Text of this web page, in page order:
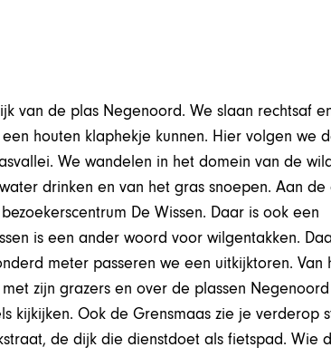
van de plas Negenoord. We slaan rechtsaf
houten klaphekje kunnen. Hier volgen we
We wandelen in het domein van de
drinken en van het gras snoepen. Aan de
De Wissen. Daar is ook een
is een ander woord voor wilgentakken.
meter passeren we een uitkijktoren. Van
zijn grazers en over de plassen
kijkijken. Ook de Grensmaas zie je verderop
de dijk die dienstdoet als fietspad. Wie